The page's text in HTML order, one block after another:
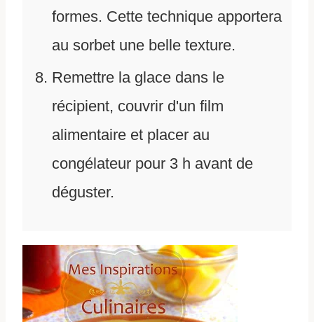
formes. Cette technique apportera
au sorbet une belle texture.
Remettre la glace dans le
récipient, couvrir d'un film
alimentaire et placer au
congélateur pour 3 h avant de
déguster.